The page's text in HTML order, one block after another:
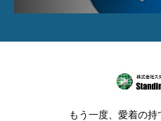
もう一度、愛着の